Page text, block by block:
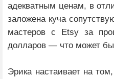
адекватным ценам, в
заложена куча
мастеров с Etsy за
долларов — что может
Эрика настаивает на